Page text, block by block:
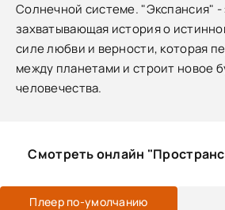
Солнечной системе. "Экспансия" -
захватывающая история о
силе любви и верности, которая
между планетами и строит новое
человечества.
Смотреть онлайн
Плеер по-умолчанию